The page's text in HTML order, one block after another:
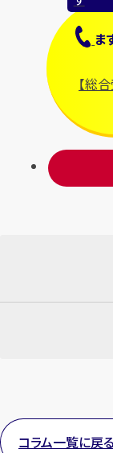
ま
【総
コラム一覧に戻る